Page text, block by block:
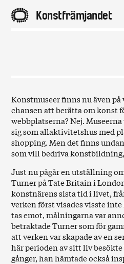
Konstmuseer finns nu även på
chansen att berätta om konst
webbplatserna? Nej.
sig som allaktivitetshus med
shopping. Men det finns
som vill bedriva
Just nu pågår en utställning
Turner på Tate Britain i
konstnärens sista tid i livet,
verken först visades visste
tas emot, målningarna var
betraktade Turner som för
att verken var skapade av en
här perioden av sitt liv
gånger, han hämtade också
A Konstfrämjandet
Projekt
Distrikt
Om
Kontakt